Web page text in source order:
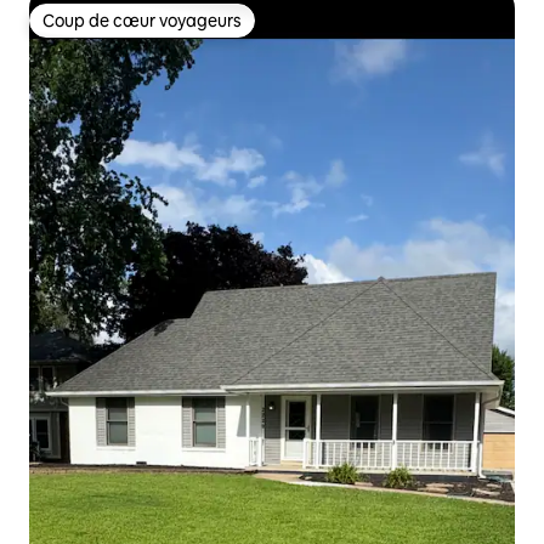
Coup de cœur voyageurs
Coup de cœur voyageurs